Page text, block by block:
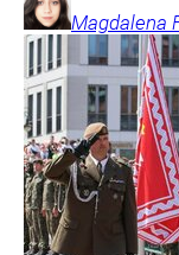
Magdalena